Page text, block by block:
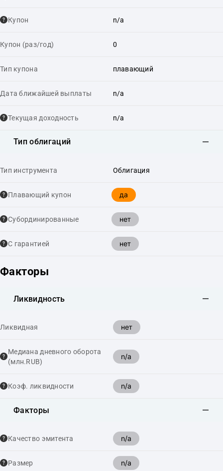
Купон n/a
Купон (раз/год) 0
Тип купона плавающий
Дата ближайшей выплаты n/a
Текущая доходность n/a
Тип облигаций
Тип инструмента Облигация
Плавающий купон да
Cубординированные нет
С гарантией нет
Факторы
Ликвидность
Ликвидная нет
Медиана дневного оборота
(млн.RUB)
n/a
Коэф. ликвидности n/a
Факторы
Качество эмитента n/a
Размер n/a